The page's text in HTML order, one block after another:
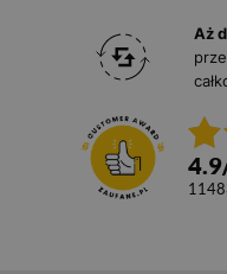
Aż
4.9